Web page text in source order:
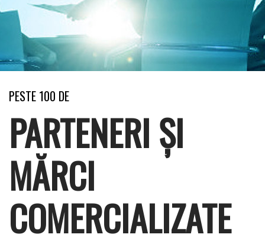
PESTE 100 DE
PARTENERI ȘI
MĂRCI
COMERCIALIZATE